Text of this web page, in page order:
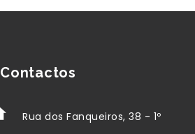
Contactos
Rua dos Fanqueiros, 38 - 1º